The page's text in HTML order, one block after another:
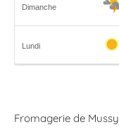
Fromagerie de Mussy